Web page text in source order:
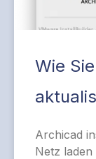
Wie
Archicad
Netz